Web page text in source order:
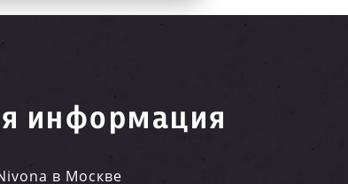
информация
в Москве